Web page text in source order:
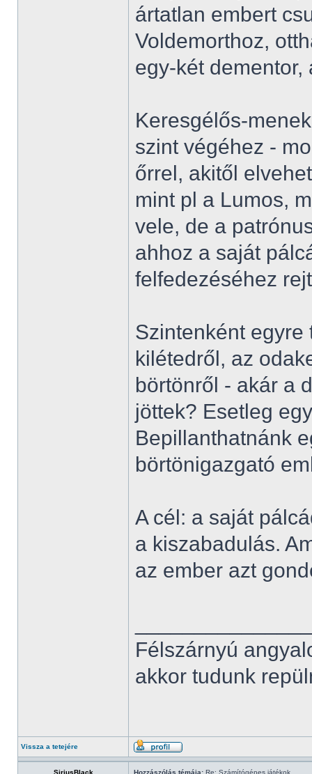
ártatlan embert
Voldemorthoz,
egy-két
Keresgélős-
szint végéhez -
őrrel, akitől
mint pl a Lumos,
vele, de a
ahhoz a saját
felfedezéséhez
Szintenként egyre
kilétedről, az
börtönről - akár a
jöttek? Esetleg
Bepillanthatnánk
börtönigazgató
A cél: a saját
a kiszabadulás.
az ember azt
Félszárnyú
akkor tudunk
Vissza a tetejére
SiriusBlack Hozzászólás témája: Re: Számítógépes játékok